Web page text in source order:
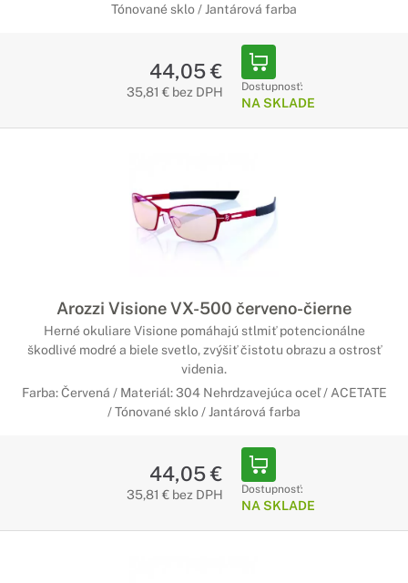
Tónované sklo / Jantárová farba
44,05 €
35,81 € bez DPH Dostupnosť:
NA SKLADE
Arozzi Visione VX-500 červeno-čierne
Herné okuliare Visione pomáhajú stlmiť potencionálne
škodlivé modré a biele svetlo, zvýšiť čistotu obrazu a ostrosť
videnia.
Farba: Červená / Materiál: 304 Nehrdzavejúca oceľ / ACETATE
/ Tónované sklo / Jantárová farba
44,05 €
35,81 € bez DPH Dostupnosť:
NA SKLADE